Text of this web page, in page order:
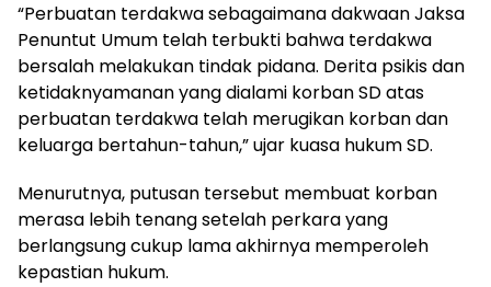
“Perbuatan terdakwa sebagaimana dakwaan Jaksa
Penuntut Umum telah terbukti bahwa terdakwa
bersalah melakukan tindak pidana. Derita psikis dan
ketidaknyamanan yang dialami korban SD atas
perbuatan terdakwa telah merugikan korban dan
keluarga bertahun-tahun,” ujar kuasa hukum SD.
Menurutnya, putusan tersebut membuat korban
merasa lebih tenang setelah perkara yang
berlangsung cukup lama akhirnya memperoleh
kepastian hukum.